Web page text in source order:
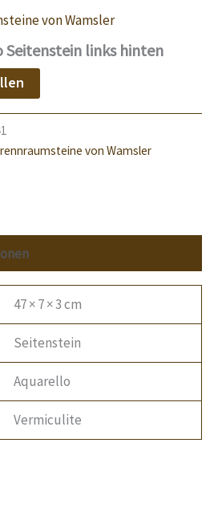
von Wamsler
Seitenstein links hinten
von Wamsler
47 × 7 × 3 cm
Seitenstein
Aquarello
Vermiculite